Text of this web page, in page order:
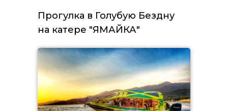
Прогулка в Голубую Бездну
на катере "ЯМАЙКА"